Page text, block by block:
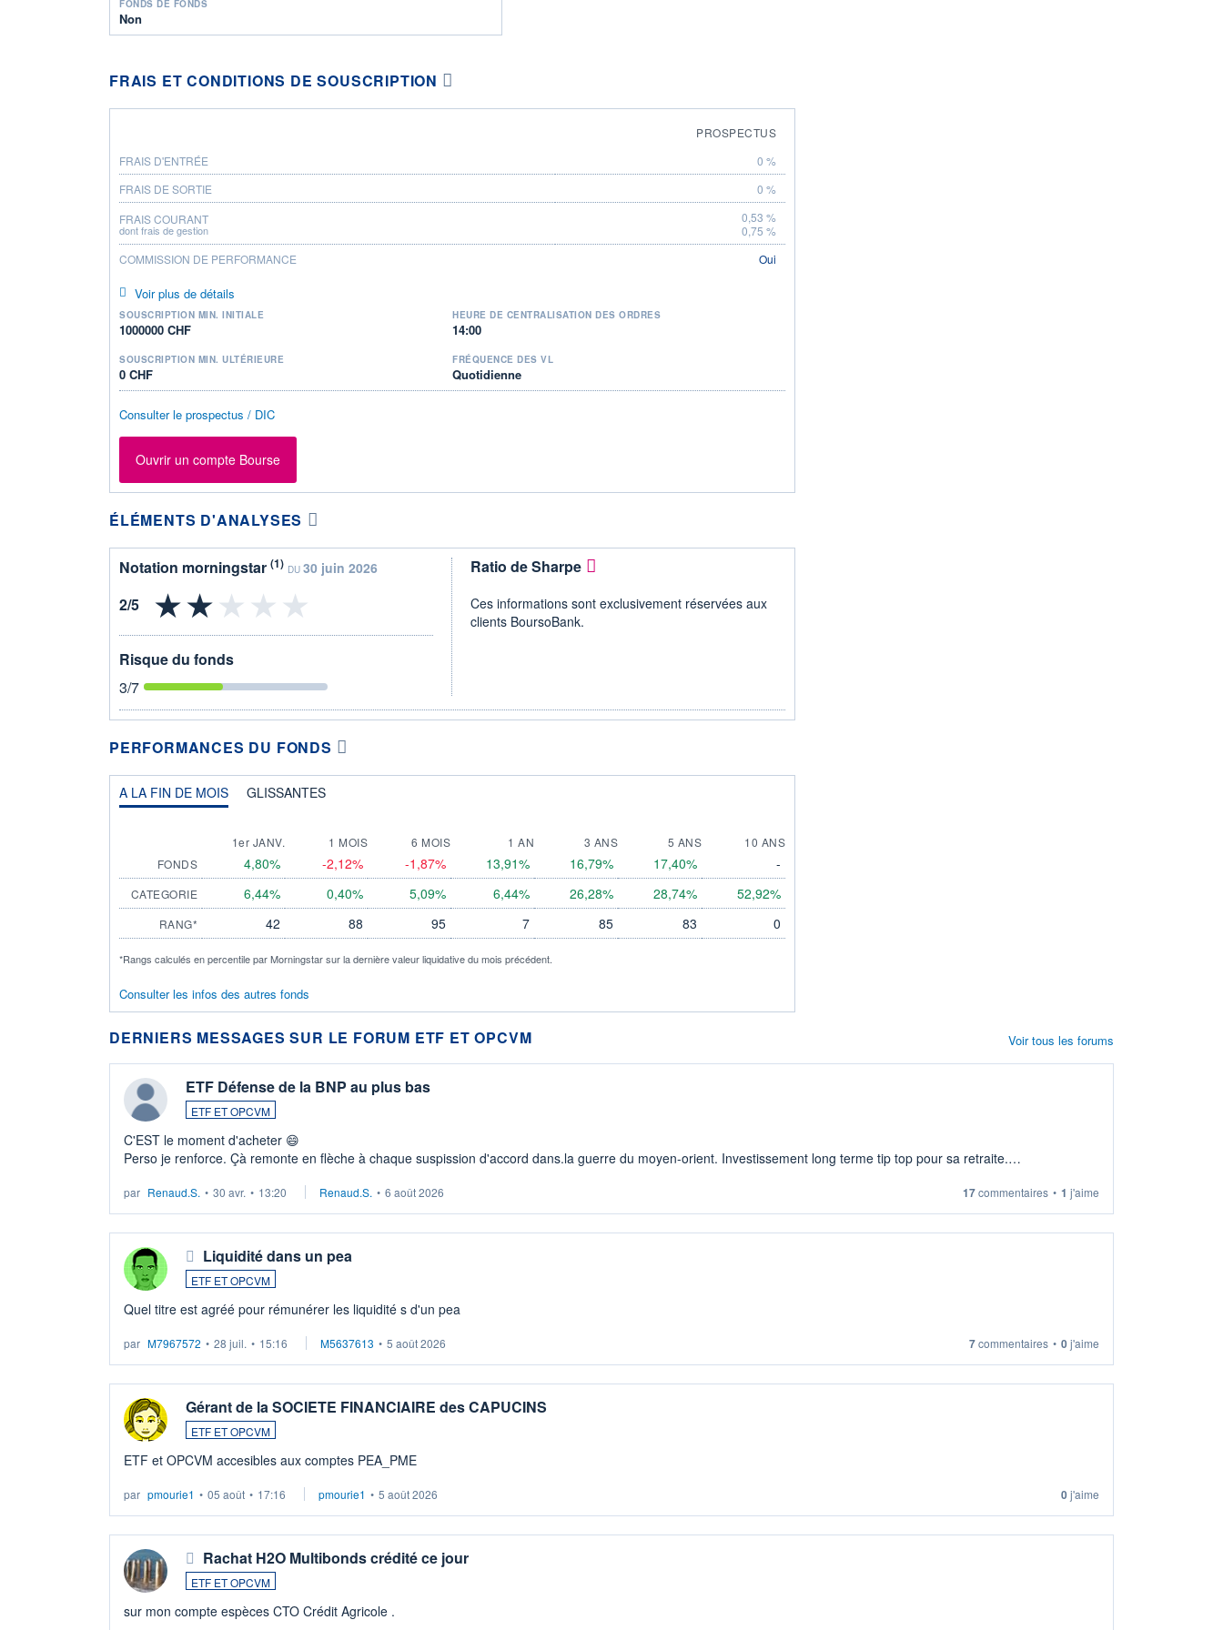
FONDS DE FONDS
Non
FRAIS ET CONDITIONS DE SOUSCRIPTION
PROSPECTUS
FRAIS D'ENTRÉE
0 %
FRAIS DE SORTIE
0 %
FRAIS COURANT
dont frais de gestion
0,53 %
0,75 %
COMMISSION DE PERFORMANCE
Oui
Voir plus de détails
SOUSCRIPTION MIN. INITIALE
1000000 CHF
HEURE DE CENTRALISATION DES ORDRES
14:00
SOUSCRIPTION MIN. ULTÉRIEURE
0 CHF
FRÉQUENCE DES VL
Quotidienne
Consulter le prospectus / DIC
Ouvrir un compte Bourse
ÉLÉMENTS D'ANALYSES
Notation morningstar (1) DU 30 juin 2026
Risque du fonds
3/7
Ratio de Sharpe
Ces informations sont exclusivement réservées aux
clients BoursoBank.
PERFORMANCES DU FONDS
A LA FIN DE MOIS GLISSANTES
1er JANV. 1 MOIS 6 MOIS 1 AN 3 ANS 5 ANS
10 ANS
FONDS
4,80% -2,12% -1,87% 13,91% 16,79% 17,40% -
CATEGORIE 6,44% 0,40% 5,09% 6,44% 26,28% 28,74% 52,92%
RANG* 42 88 95 7 85 83 0
*Rangs calculés en percentile par Morningstar sur la dernière valeur liquidative du mois précédent.
Consulter les infos des autres fonds
DERNIERS MESSAGES SUR LE FORUM ETF ET OPCVM
ETF Défense de la BNP au plus bas
ETF ET OPCVM
C'EST le moment d'acheter 😄​
Perso je renforce. Çà remonte en flèche à chaque suspission d'accord dans.la guerre du moyen-orient. Investissement long terme tip top pour sa retraite.
par Renaud.S. • 30 avr. • 13:20 Renaud.S. • 6 août 2026 17commentaires • 1 j'aime
Liquidité dans un pea
ETF ET OPCVM
Quel titre est agréé pour rémunérer les liquidité s d'un pea
par M7967572 • 28 juil. • 15:16 M5637613 • 5 août 2026 7commentaires • 0j'aime
Gérant de la SOCIETE FINANCIAIRE des CAPUCINS
ETF ET OPCVM
ETF et OPCVM accesibles aux comptes PEA_PME
par pmourie1 • 05 août • 17:16 pmourie1 • 5 août 2026 0j'aime
Rachat H2O Multibonds crédité ce jour
ETF ET OPCVM
sur mon compte espèces CTO Crédit Agricole .
Voir tous les forums